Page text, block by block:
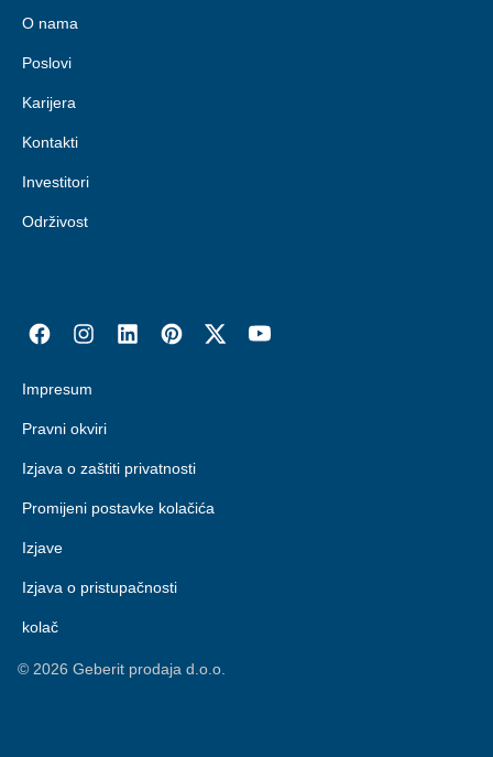
O nama
Poslovi
Karijera
Kontakti
Investitori
Održivost
Impresum
Pravni okviri
Izjava o zaštiti privatnosti
Promijeni postavke kolačića
Izjave
Izjava o pristupačnosti
kolač
© 2026 Geberit prodaja d.o.o.